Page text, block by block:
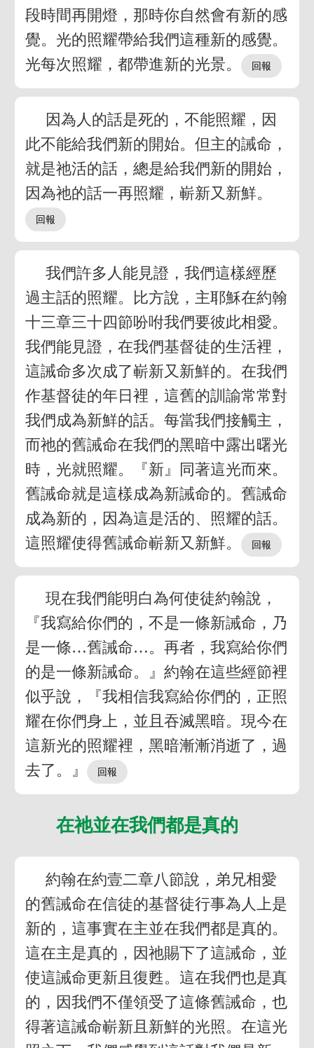
段時間再開燈，那時你自然會有新的感
覺。光的照耀帶給我們這種新的感覺。
光每次照耀，都帶進新的光景。
因為人的話是死的，不能照耀，因
此不能給我們新的開始。但主的誡命，
就是祂活的話，總是給我們新的開始，
因為祂的話一再照耀，嶄新又新鮮。
我們許多人能見證，我們這樣經歷
過主話的照耀。比方說，主耶穌在約翰
十三章三十四節吩咐我們要彼此相愛。
我們能見證，在我們基督徒的生活裡，
這誡命多次成了嶄新又新鮮的。在我們
作基督徒的年日裡，這舊的訓諭常常對
我們成為新鮮的話。每當我們接觸主，
而祂的舊誡命在我們的黑暗中露出曙光
時，光就照耀。『新』同著這光而來。
舊誡命就是這樣成為新誡命的。舊誡命
成為新的，因為這是活的、照耀的話。
這照耀使得舊誡命嶄新又新鮮。
現在我們能明白為何使徒約翰說，
『我寫給你們的，不是一條新誡命，乃
是一條…舊誡命…。再者，我寫給你們
的是一條新誡命。』約翰在這些經節裡
似乎說，『我相信我寫給你們的，正照
耀在你們身上，並且吞滅黑暗。現今在
這新光的照耀裡，黑暗漸漸消逝了，過
去了。』
在祂並在我們都是真的
約翰在約壹二章八節說，弟兄相愛
的舊誡命在信徒的基督徒行事為人上是
新的，這事實在主並在我們都是真的。
這在主是真的，因祂賜下了這誡命，並
使這誡命更新且復甦。這在我們也是真
的，因我們不僅領受了這條舊誡命，也
得著這誡命嶄新且新鮮的光照。在這光